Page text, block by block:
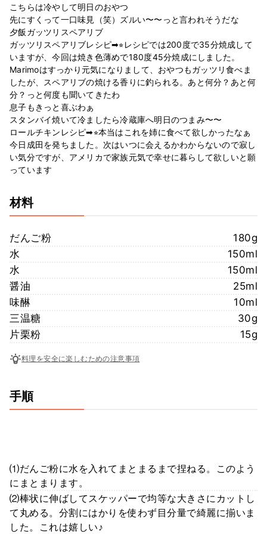
こちらは冷やして明日のおやつ
先にすくって一口味見（笑）ズルい〜〜っと言われそうだな
夕飯ガッツリスペアリブ
ガッツリスペアリブレシピ➡︎⭐︎レシピでは200度で35分焼成して
いますが、今回は焼き色薄めで180度45分焼成にしました。
Marimoはすっかり元気になりまして、おやつもガッツリ食べま
したが、スペアリブの焼ける香りに釣られる。あと何分？あと何
分？っと何度も聞いてきたわ
息子もきっと喜ぶわぁ
スタンバイ焼いて冷ましたら冷蔵庫へ明日のつまみ〜〜
ロールチキンレシピ➡︎⭐︎本当はこれを姉に食べて欲しかったなぁ
今日成田を発ちました。次はいつに会えるかわからないので寂し
い気分ですが、アメリカで家族元気で幸せに暮らして欲しいと願
っています
材料
だんご粉
180g
水
150ml
水
150ml
醤油
25ml
味醂
10ml
三温糖
30g
片栗粉
15g
料理を安全に楽しむための注意事項
手順
⑴だんご粉に水を入れてまとまるまで捏ねる。このよう
にまとまります。
⑵棒状に伸ばしてスケッパーで均等な大きさにカットし
て丸める。分割にはかりを使わず目分量で綺麗に揃いま
した。これは嬉しい♪